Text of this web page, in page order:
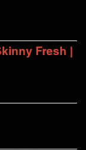
Fresh |